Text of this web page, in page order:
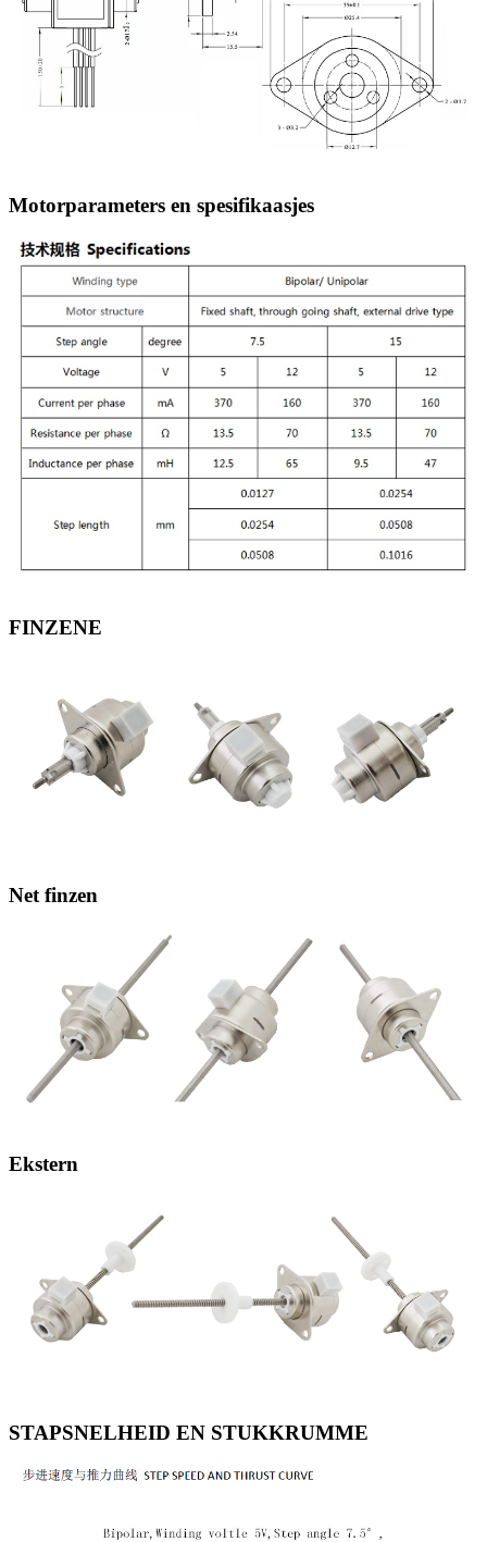
Motorparameters en spesifikaasjes
FINZENE
Net finzen
Ekstern
STAPSNELHEID EN STUKKRUMME